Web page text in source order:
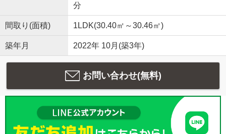
分
間取り(面積) 1LDK(30.40㎡～30.46㎡)
築年月 2022年 10月(築3年)
お問い合わせ(無料)